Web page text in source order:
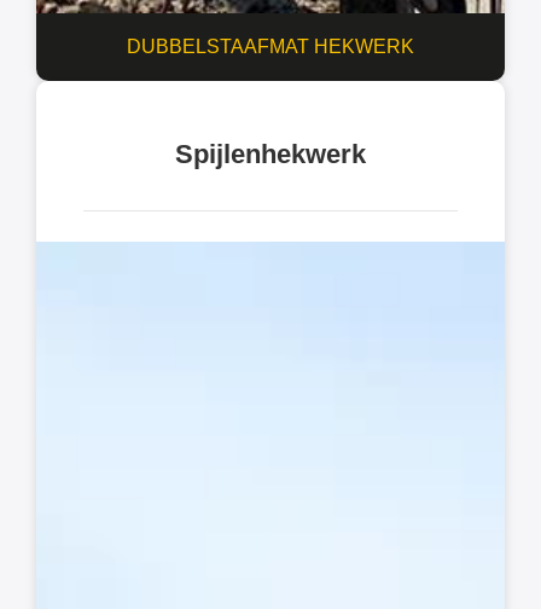
DUBBELSTAAFMAT HEKWERK​
Spijlenhekwerk